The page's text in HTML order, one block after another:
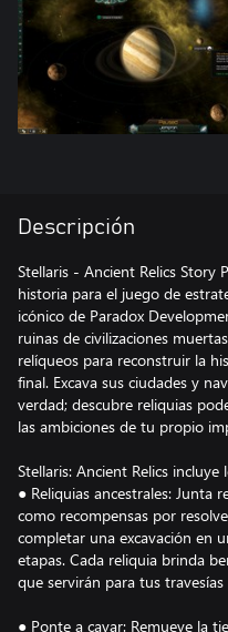
Descripción
Stellaris - Ancient Relics Story
historia para el juego de
icónico de Paradox
ruinas de civilizaciones
relíqueos para reconstruir la
final. Excava sus ciudades y
verdad; descubre reliquias
las ambiciones de tu propio
Stellaris: Ancient Relics incluye
● Reliquias ancestrales: Junta
como recompensas por
completar una excavación en
etapas. Cada reliquia brinda
que servirán para tus
● Ponte a cavar: Remueve la